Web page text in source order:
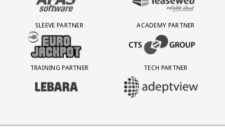
SLEEVE PARTNER
BEZOEK ONZE SLEEVE PARTNER EUROJACKPOT
ACADEMY PARTNER
BEZOEK ONZE ACADEMY
TRAINING PARTNER
BEZOEK ONZE TRAINING PARTNER LEBARA
TECH PARTNER
BEZOEK ONZE TECH PARTNER